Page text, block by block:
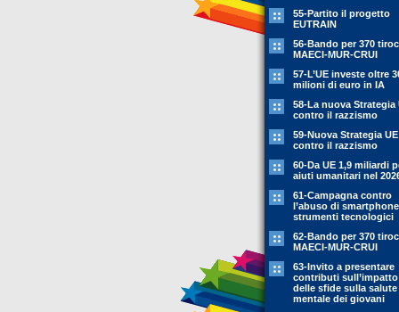
55-Partito il progetto
EUTRAIN
56-Bando per 370
MAECI-MUR-CRUI
57-L’UE investe oltre
milioni di euro in IA
58-La nuova Strategia
contro il razzismo
59-Nuova Strategia UE
contro il razzismo
60-Da UE 1,9 miliardi
aiuti umanitari nel
61-Campagna contro
l’abuso di
strumenti tecnologici
62-Bando per 370
MAECI-MUR-CRUI
63-Invito a presentare
contributi sull’impatto
delle sfide sulla salute
mentale dei giovani